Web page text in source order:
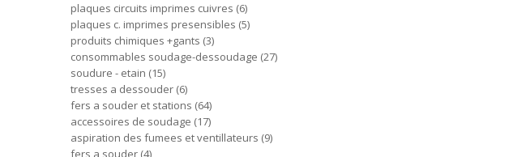
plaques circuits imprimes cuivres 6
plaques c. imprimes presensibles 5
produits chimiques +gants 3
consommables soudage-dessoudage 27
soudure - etain 15
tresses a dessouder 6
fers a souder et stations 64
accessoires de soudage 17
aspiration des fumees et ventillateurs 9
fers a souder 4